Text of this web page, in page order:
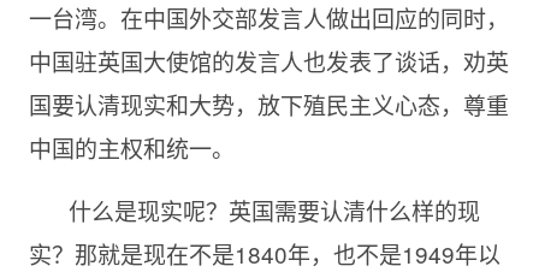
一台湾。在中国外交部发言人做出回应的同时，
中国驻英国大使馆的发言人也发表了谈话，劝英
国要认清现实和大势，放下殖民主义心态，尊重
中国的主权和统一。
什么是现实呢？英国需要认清什么样的现
实？那就是现在不是1840年，也不是1949年以